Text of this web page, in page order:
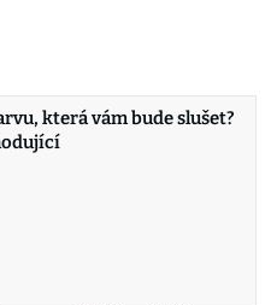
která vám bude slušet?